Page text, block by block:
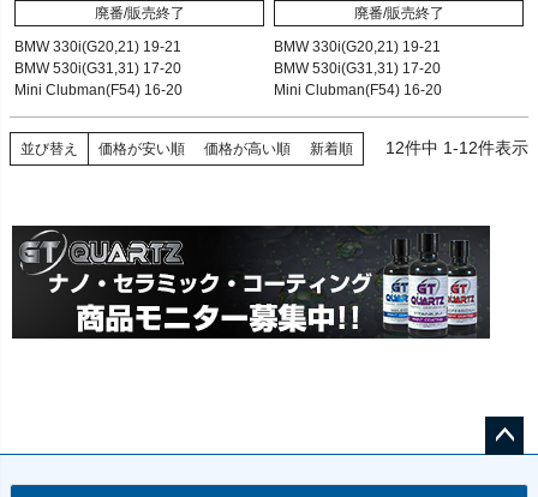
55.07
廃番/販売終了
BMW 330i(G20,21) 19-21
BMW 530i(G31,31) 17-20
Mini Clubman(F54) 16-20
60.59
廃番/販売終了
BMW 330i(G20,21) 19-21
BMW 530i(G31,31) 17-20
Mini Clubman(F54) 16-20
並び替え 価格が安い順 価格が高い順 新着順 12件中 1-12件表示